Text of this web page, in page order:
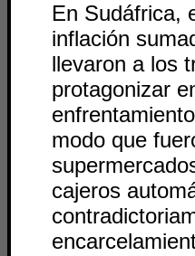
En Sudáfrica,
inflación
llevaron a los
protagonizar
modo que
cajeros